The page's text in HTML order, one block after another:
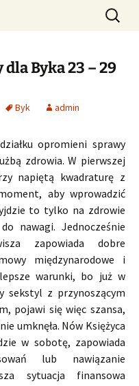
i
astrologiczne
Szukaj:
Byka 23 – 29
Byk admin
opromieni sprawy
zdrowia. W pierwszej
napiętą kwadraturę z
aby wprowadzić
to tylko na zdrowie
nawagi. Jednocześnie
zapowiada dobre
międzynarodowe i
warunki, bo już w
sekstyl z przynoszącym
pojawi się więc szansa,
umknęła. Nów Księżyca
w sobotę, zapowiada
lub nawiązanie
sytuacja finansowa